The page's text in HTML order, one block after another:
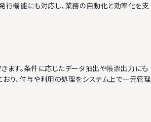
行機能にも対応し、業務の自動化と効率化を支
す。条件に応じたデータ抽出や帳票出力にも
おり、付与や利用の処理をシステム上で一元管理